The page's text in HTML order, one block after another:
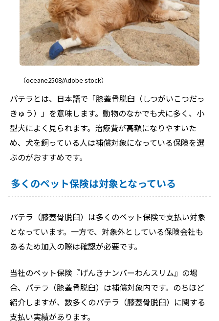
（oceane2508/Adobe stock）
パテラとは、日本語で「膝蓋骨脱臼（しつがいこつだっ
きゅう）」を意味します。動物のなかでも犬に多く、小
型犬によく見られます。治療費が高額になりやすいた
め、犬を飼っている人は補償対象になっている保険を選
ぶのがおすすめです。
多くのペット保険は対象となっている
パテラ（膝蓋骨脱臼）は多くのペット保険で支払い対象
となっています。一方で、対象外としている保険会社も
あるため加入の際は確認が必要です。
当社のペット保険『げんきナンバーわんスリム』の場
合、パテラ（膝蓋骨脱臼）は補償対象内です。のちほど
紹介しますが、数多くのパテラ（膝蓋骨脱臼）に関する
支払い実績があります。